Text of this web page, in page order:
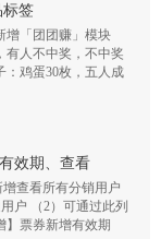
标签
增「团团赚」模块
有人不中奖，不中奖
：鸡蛋30枚，五人成
效期、查看
查看所有分销用户
户 （2）可通过此列
】票券新增有效期